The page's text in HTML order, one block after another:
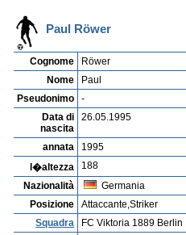
Paul Röwer
Cognome
Röwer
Nome
Paul
Pseudonimo
-
Data di
nascita
26.05.1995
annata
1995
l�altezza
188
Nazionalità
Germania
Posizione
Attaccante,Striker
Squadra
FC Viktoria 1889 Berlin